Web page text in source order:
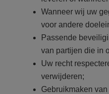
Wanneer wij uw
voor andere
Passende
van partijen die in
Uw recht
verwijderen;
Gebruikmaken